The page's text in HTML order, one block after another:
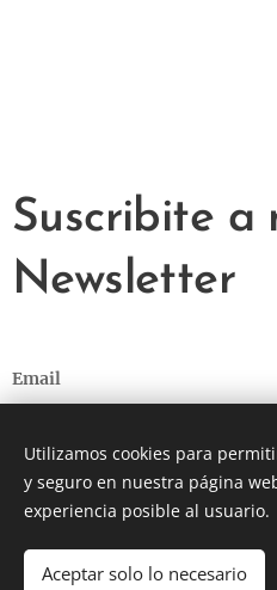
Suscribite a
Newsletter
Email
Utilizamos cookies para
y seguro en nuestra página
experiencia posible al usuario.
Aceptar solo lo necesario